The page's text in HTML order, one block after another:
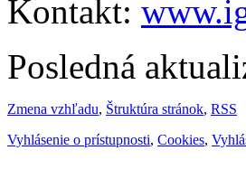
Kontakt:
Posledná
Zmena vzhľadu, Štruktúra stránok, RSS
Vyhlásenie o prístupnosti, Cookies,